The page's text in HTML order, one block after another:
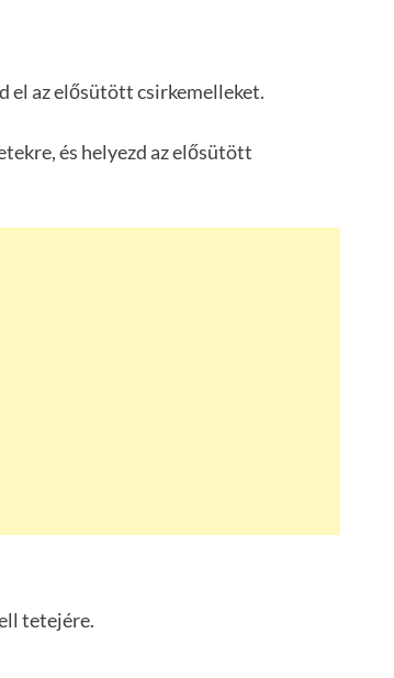
el az elősütött csirkemelleket.
és helyezd az elősütött
tetejére.